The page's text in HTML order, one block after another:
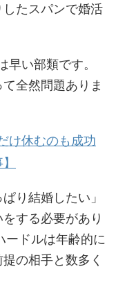
たスパンで婚活
早い部類です。
全然問題ありま
け休むのも成功
り結婚したい」
する必要があり
ードルは年齢的に
の相手と数多く